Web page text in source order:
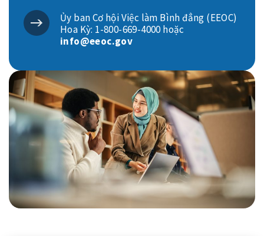
Ủy ban Cơ hội Việc làm Bình đẳng (EEOC)
Hoa Kỳ: 1-800-669-4000 hoặc
info@eeoc.gov